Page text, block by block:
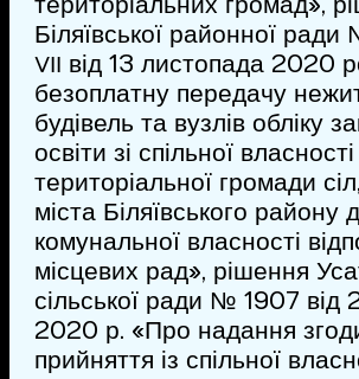
Біляївської районної
VІІ від 13 листопада 2020
безоплатну передачу
будівель та вузлів обліку
освіти зі спільної власності
територіальної громади
міста Біляївського району
комунальної власності
місцевих рад», рішення
сільської ради № 1907 від
2020 р. «Про надання
прийняття із спільної